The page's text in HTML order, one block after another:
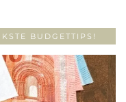
BUDGETTIPS!